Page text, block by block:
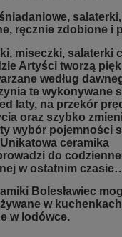
ręcznie zdobione i
miseczki, salaterki
Artyści tworzą
według
te wykonywane
laty, na przekór
oraz szybko
wybór pojemności
ceramika
do
w ostatnim
Bolesławiec
w
w lodówce.